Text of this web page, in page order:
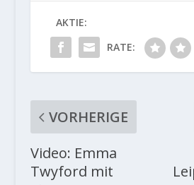
AKTIE:
RATE:
VORHERIGE
Video: Emma
Twyford mit